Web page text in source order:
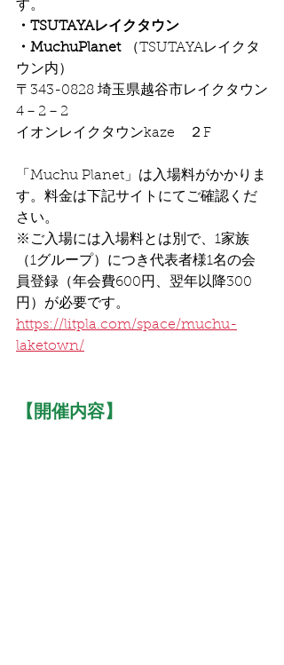
す。
・TSUTAYAレイクタウン
・MuchuPlanet （TSUTAYAレイクタ
ウン内）
〒343-0828 埼玉県越谷市レイクタウン
4－2－2
イオンレイクタウンkaze　２F
「Muchu Planet」は入場料がかかりま
す。料金は下記サイトにてご確認くだ
さい。
※ご入場には入場料とは別で、1家族
（1グループ）につき代表者様1名の会
員登録（年会費600円、翌年以降300
円）が必要です。
https://litpla.com/space/muchu-
laketown/
【開催内容】